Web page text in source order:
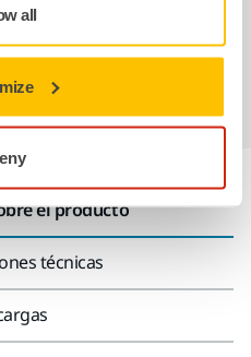
all
el producto
técnicas